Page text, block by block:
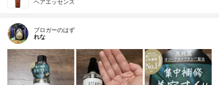
ヘアエッセンス
ブロガーのはず
れな